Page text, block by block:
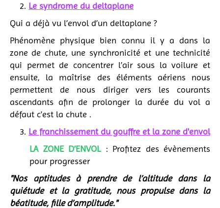
2. Le syndrome du deltaplane
Qui a déjà vu l’envol d’un deltaplane ?
Phénomène physique bien connu il y a dans la
zone de chute, une synchronicité et une technicité
qui permet de concentrer l’air sous la voilure et
ensuite, la maîtrise des éléments aériens nous
permettent de nous diriger vers les courants
ascendants afin de prolonger la durée du vol a
défaut c'est la chute .
3. Le franchissement du gouffre et la zone d'envol
LA ZONE D’ENVOL: Profitez des évènements
pour progresser
"Nos aptitudes à prendre de l’altitude dans la
quiétude et la gratitude, nous propulse dans la
béatitude, fille d’amplitude."